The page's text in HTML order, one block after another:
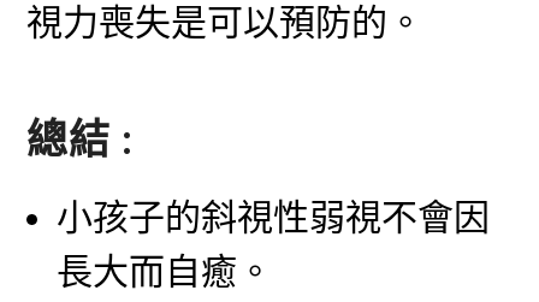
視力喪失是可以預防的。
總結 :
小孩子的斜視性弱視不會因
長大而自癒。